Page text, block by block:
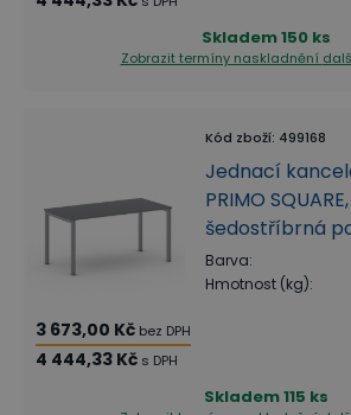
Skladem150 ks
Zobrazit termíny naskladnění
Kód zboží: 499168
Jednací
PRIMO
šedostříbrná
Barva:
Hmotnost (kg):
3 673,00 Kč bez DPH
4 444,33 Kč s DPH
Skladem115 ks